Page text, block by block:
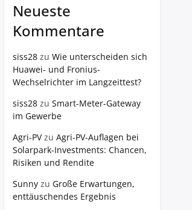
Neueste
Kommentare
siss28 zu Wie unterscheiden sich
Huawei- und Fronius-
Wechselrichter im Langzeittest?
siss28 zu Smart-Meter-Gateway
im Gewerbe
Agri-PVzu Agri-PV-Auflagen bei
Solarpark-Investments: Chancen,
Risiken und Rendite
Sunny zu Große Erwartungen,
enttäuschendes Ergebnis